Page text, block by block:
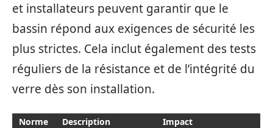
et installateurs peuvent garantir que le
bassin répond aux exigences de sécurité les
plus strictes. Cela inclut également des tests
réguliers de la résistance et de l’intégrité du
verre dès son installation.
Norme Description Impact